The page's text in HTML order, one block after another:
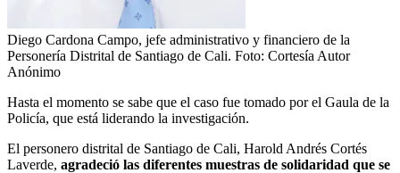
Diego Cardona Campo, jefe administrativo y financiero de la
Personería Distrital de Santiago de Cali. Foto: Cortesía Autor
Anónimo
Hasta el momento se sabe que el caso fue tomado por el Gaula de la
Policía, que está liderando la investigación.
El personero distrital de Santiago de Cali, Harold Andrés Cortés
Laverde, agradeció las diferentes muestras de solidaridad que se